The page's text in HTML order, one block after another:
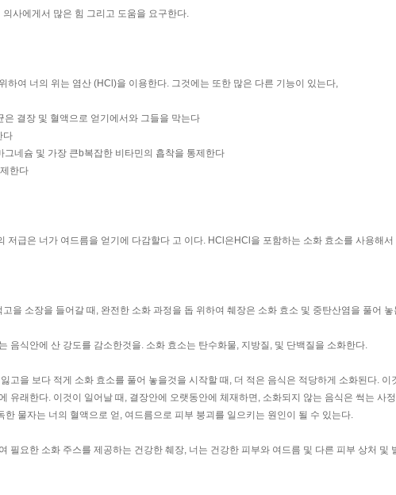
의사에게서 많은 힘 그리고 도움을 요구한다.
하여 너의 위는 염산 (HCl)을 이용한다. 그것에는 또한 많은 다른 기능이 있는다,
은 결장 및 혈액으로 얻기에서와 그들을 막는다
다
그네슘 및 가장 큰b복잡한 비타민의 흡착을 통제한다
한다
저급은 너가 여드름을 얻기에 다감할다 고 이다. HCl은HCl을 포함하는 소화 효소를 사용해
고을 소장을 들어갈 때, 완전한 소화 과정을 돕 위하여 췌장은 소화 효소 및 중탄산염을 풀어 놓
음식안에 산 강도를 감소한것을. 소화 효소는 탄수화물, 지방질, 및 단백질을 소화한다.
고을 보다 적게 소화 효소를 풀어 놓을것을 시작할 때, 더 적은 음식은 적당하게 소화된다. 이
유래한다. 이것이 일어날 때, 결장안에 오랫동안에 체재하면, 소화되지 않는 음식은 썩는 사
한 물자는 너의 혈액으로 얻, 여드름으로 피부 붕괴를 일으키는 원인이 될 수 있는다.
필요한 소화 주스를 제공하는 건강한 췌장, 너는 건강한 피부와 여드름 및 다른 피부 상처 및